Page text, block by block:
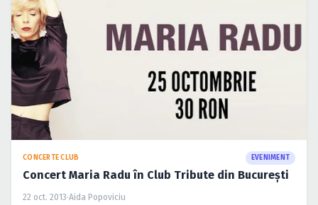
CONCERTE CLUB EVENIMENT
Concert Maria Radu în Club Tribute din Bucureşti
22 oct. 2013·Aida Popoviciu